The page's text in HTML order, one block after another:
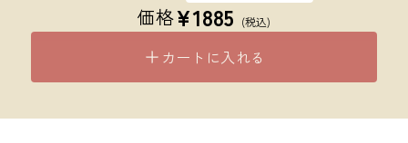
価格¥1885 (税込)
カートに入れる